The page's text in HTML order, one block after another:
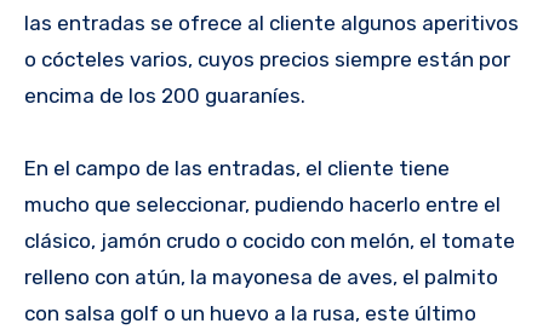
las entradas se ofrece al cliente algunos aperitivos
o cócteles varios, cuyos precios siempre están por
encima de los 200 guaraníes.
En el campo de las entradas, el cliente tiene
mucho que seleccionar, pudiendo hacerlo entre el
clásico, jamón crudo o cocido con melón, el tomate
relleno con atún, la mayonesa de aves, el palmito
con salsa golf o un huevo a la rusa, este último